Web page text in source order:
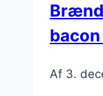
Af 3.